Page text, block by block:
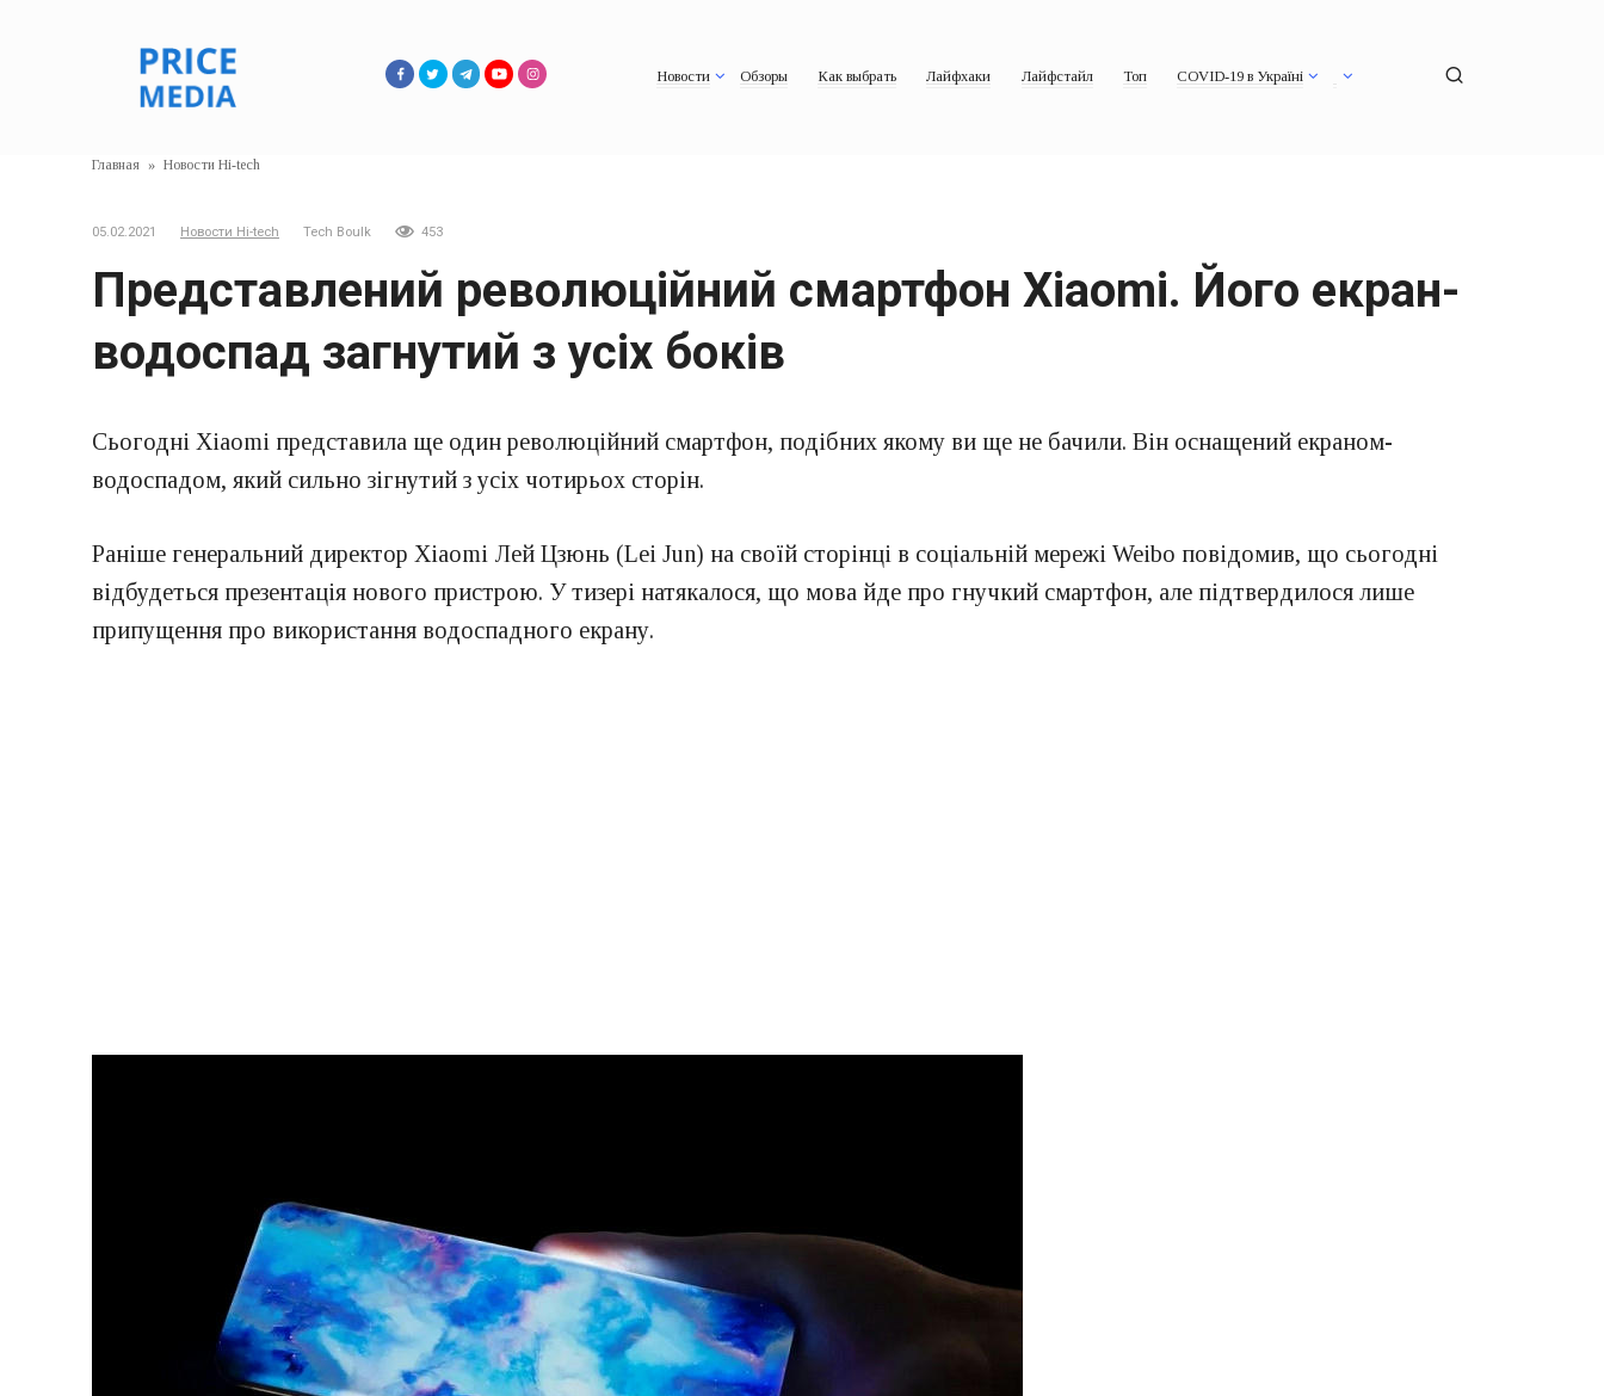
Новости Обзоры Как выбрать Лайфхаки Лайфстайл Топ COVID-19 в Україні
Главная » Новости Hi-tech
05.02.2021 Новости Hi-tech Tech Boulk 453
Представлений революційний смартфон Xiaomi. Його екран-
водоспад загнутий з усіх боків
Сьогодні Xiaomi представила ще один революційний смартфон, подібних якому ви ще не бачили. Він оснащений екраном-
водоспадом, який сильно зігнутий з усіх чотирьох сторін.
Раніше генеральний директор Xiaomi Лей Цзюнь (Lei Jun) на своїй сторінці в соціальній мережі Weibo повідомив, що сьогодні
відбудеться презентація нового пристрою. У тизері натякалося, що мова йде про гнучкий смартфон, але підтвердилося лише
припущення про використання водоспадного екрану.